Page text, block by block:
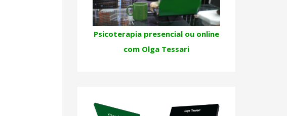
Psicoterapia presencial ou online
com Olga Tessari